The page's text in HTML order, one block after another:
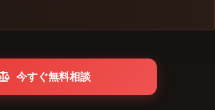
今すぐ無料相談